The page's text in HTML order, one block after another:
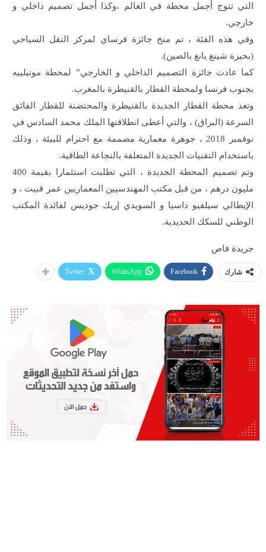
التي تتوج أجمل محطة في العالم ،وكذا أجمل تصميم داخلي و
خارجي.
وفي هذه الفئة ، تم منح جائزة فرساي لمركز النقل السياحي
(بحيرة شينغ يانغ بالصين).
كما عادت جائزة التصميم الداخلي و الخارجي” لمحطة مونبلييه
بجنوب فرنسا ولمحطة القطار بالقنيطرة بالمغرب.
وتعد محطة القطار الجديدة بالقنيطرة والمحتضنة للقطار الفائق
السرعة (البراق) ، والتي أعطى انطلاقتها الملك محمد السادس في
نوفمبر 2018 ، جوهرة معمارية مصممة مع احترام للبيئة ، وذلك
باستخدام التقنيات الجديدة المتعلقة بالنجاعة الطاقية.
وتم تصميم المحطة الجديدة ، التي تطلبت استثمارا بقيمة 400
مليون درهم ، من قبل مكتب المهندسيين المعماريين عمر قبيت ، و
الإيطالي سيلفيو داسيا و السويدي إريك جوديس لفائدة المكتب
الوطني للسكك الحديدية.
جريدة فاص
شارك Facebook
WhatsApp
Twitter